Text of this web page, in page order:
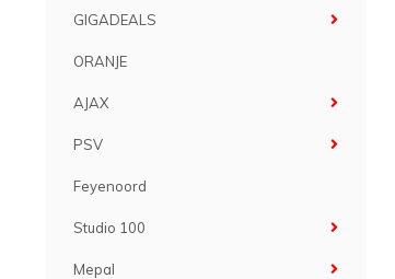
GIGADEALS
ORANJE
AJAX
PSV
Feyenoord
Studio 100
Mepal